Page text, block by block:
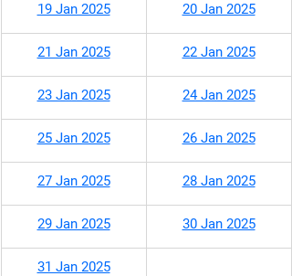
19 Jan 2025 20 Jan 2025
21 Jan 2025 22 Jan 2025
23 Jan 2025 24 Jan 2025
25 Jan 2025 26 Jan 2025
27 Jan 2025 28 Jan 2025
29 Jan 2025 30 Jan 2025
31 Jan 2025